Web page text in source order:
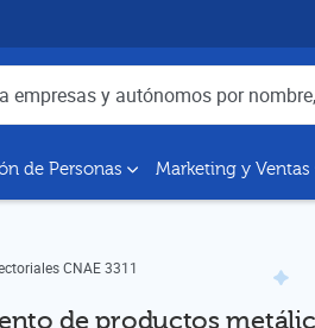
de Personas Marketing y Ventas
CNAE 3311
de productos